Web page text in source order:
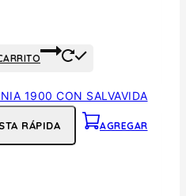
RÁPIDA AGREGAR